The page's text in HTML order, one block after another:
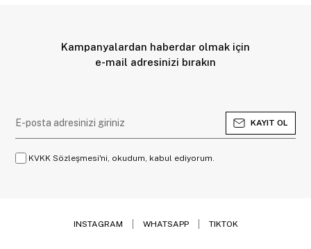
Kampanyalardan haberdar olmak için
e-mail adresinizi bırakın
KAYIT OL
KVKK Sözleşmesi'ni, okudum, kabul ediyorum.
INSTAGRAM WHATSAPP TIKTOK